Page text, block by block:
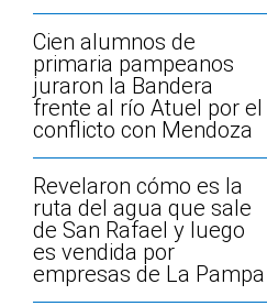
Cien alumnos de
primaria pampeanos
juraron la Bandera
frente al río Atuel por el
conflicto con Mendoza
Revelaron cómo es la
ruta del agua que sale
de San Rafael y luego
es vendida por
empresas de La Pampa